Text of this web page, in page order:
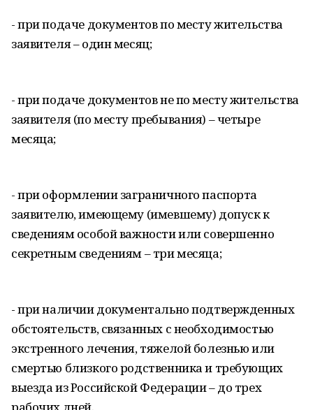
- при подаче документов по месту жительства
заявителя – один месяц;
- при подаче документов не по месту жительства
заявителя (по месту пребывания) – четыре
месяца;
- при оформлении заграничного паспорта
заявителю, имеющему (имевшему) допуск к
сведениям особой важности или совершенно
секретным сведениям – три месяца;
- при наличии документально подтвержденных
обстоятельств, связанных с необходимостью
экстренного лечения, тяжелой болезнью или
смертью близкого родственника и требующих
выезда из Российской Федерации – до трех